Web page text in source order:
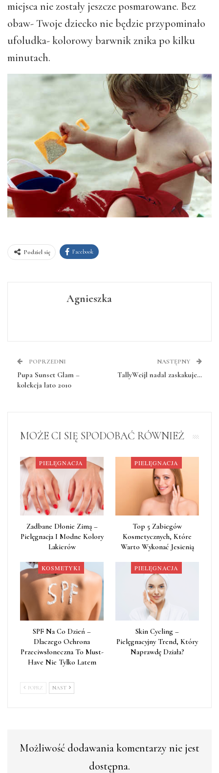
miejsca nie zostały jeszcze posmarowane. Bez
obaw- Twoje dziecko nie będzie przypominało
ufoludka- kolorowy barwnik znika po kilku
minutach.
Podziel się Facebook
Agnieszka
POPRZEDNI
Pupa Sunset Glam –
kolekcja lato 2010
NASTĘPNY
TallyWeijl nadal zaskakuje…
MOŻE CI SIĘ SPODOBAĆ RÓWNIEŻ
PIELĘGNACJA
Zadbane Dłonie Zimą –
Pielęgnacja I Modne Kolory
Lakierów
PIELĘGNACJA
Top 5 Zabiegów
Kosmetycznych, Które
Warto Wykonać Jesienią
KOSMETYKI
SPF Na Co Dzień –
Dlaczego Ochrona
Przeciwsłoneczna To Must-
Have Nie Tylko Latem
PIELĘGNACJA
Skin Cycling –
Pielęgnacyjny Trend, Który
Naprawdę Działa?
POPRZ NAST
Możliwość dodawania komentarzy nie jest
dostępna.